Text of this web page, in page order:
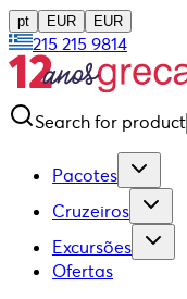
pt EUR EUR
215 215 9814
Search for product
Pacotes
Cruzeiros
Excursões
Ofertas